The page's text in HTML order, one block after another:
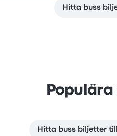
Hitta buss
Hitta buss biljetter